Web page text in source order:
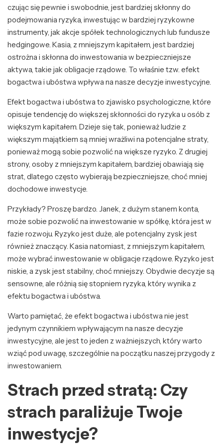
czując się pewnie i swobodnie, jest bardziej skłonny do
podejmowania ryzyka, inwestując w bardziej ryzykowne
instrumenty, jak akcje spółek technologicznych lub fundusze
hedgingowe. Kasia, z mniejszym kapitałem, jest bardziej
ostrożna i skłonna do inwestowania w bezpieczniejsze
aktywa, takie jak obligacje rządowe. To właśnie tzw. efekt
bogactwa i ubóstwa wpływa na nasze decyzje inwestycyjne.
Efekt bogactwa i ubóstwa to zjawisko psychologiczne, które
opisuje tendencję do większej skłonności do ryzyka u osób z
większym kapitałem. Dzieje się tak, ponieważ ludzie z
większym majątkiem są mniej wrażliwi na potencjalne straty,
ponieważ mogą sobie pozwolić na większe ryzyko. Z drugiej
strony, osoby z mniejszym kapitałem, bardziej obawiają się
strat, dlatego często wybierają bezpieczniejsze, choć mniej
dochodowe inwestycje.
Przykłady? Proszę bardzo. Janek, z dużym stanem konta,
może sobie pozwolić na inwestowanie w spółkę, która jest w
fazie rozwoju. Ryzyko jest duże, ale potencjalny zysk jest
również znaczący. Kasia natomiast, z mniejszym kapitałem,
może wybrać inwestowanie w obligacje rządowe. Ryzyko jest
niskie, a zysk jest stabilny, choć mniejszy. Obydwie decyzje są
sensowne, ale różnią się stopniem ryzyka, który wynika z
efektu bogactwa i ubóstwa.
Warto pamiętać, że efekt bogactwa i ubóstwa nie jest
jedynym czynnikiem wpływającym na nasze decyzje
inwestycyjne, ale jest to jeden z ważniejszych, który warto
wziąć pod uwagę, szczególnie na początku naszej przygody z
inwestowaniem.
Strach przed stratą: Czy
strach paraliżuje Twoje
inwestycje?